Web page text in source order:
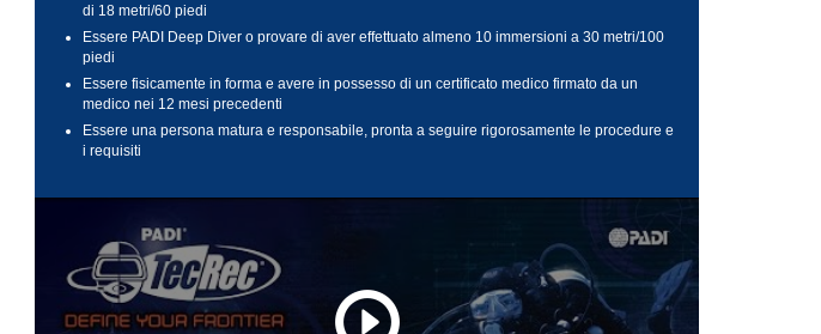
di 18 metri/60 piedi
Essere PADI Deep Diver o provare di aver effettuato almeno 10 immersioni a 30 metri/100
piedi
Essere fisicamente in forma e avere in possesso di un certificato medico firmato da un
medico nei 12 mesi precedenti
Essere una persona matura e responsabile, pronta a seguire rigorosamente le procedure e
i requisiti